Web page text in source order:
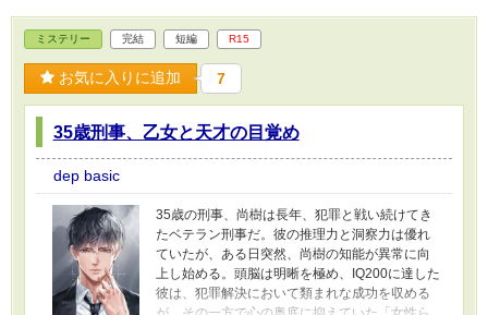
ミステリー 完結 短編 R15
お気に入りに追加 7
35歳刑事、乙女と天才の目覚め
dep basic
35歳の刑事、尚樹は長年、犯罪と戦い続けてき
たベテラン刑事だ。彼の推理力と洞察力は優れ
ていたが、ある日突然、尚樹の知能が異常に向
上し始める。頭脳は明晰を極め、IQ200に達した
彼は、犯罪解決において類まれな成功を収める